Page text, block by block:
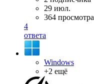
29 июл.
364 просмотра
4
ответа
Windows
+2 ещё